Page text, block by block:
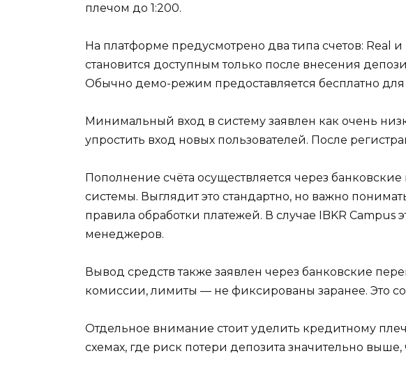
плечом до 1:200.
На платформе предусмотрено два типа счетов: Real
становится доступным только после внесения
Обычно демо-режим предоставляется бесплатно для
Минимальный вход в систему заявлен как очень
упростить вход новых пользователей. После
Пополнение счёта осуществляется через
системы. Выглядит это стандартно, но важно
правила обработки платежей. В случае IBKR
менеджеров.
Вывод средств также заявлен через банковские
комиссии, лимиты — не фиксированы заранее. Это
Отдельное внимание стоит уделить кредитному
схемах, где риск потери депозита значительно